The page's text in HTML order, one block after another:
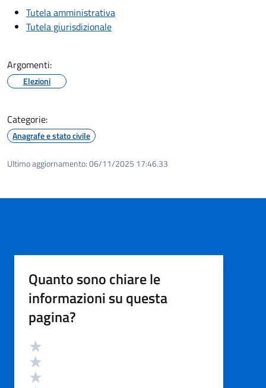
Tutela amministrativa
Tutela giurisdizionale
Argomenti:
Elezioni
Categorie:
Anagrafe e stato civile
Ultimo aggiornamento:06/11/2025 17:46.33
Quanto sono chiare le
informazioni su questa
pagina?
Valutazione